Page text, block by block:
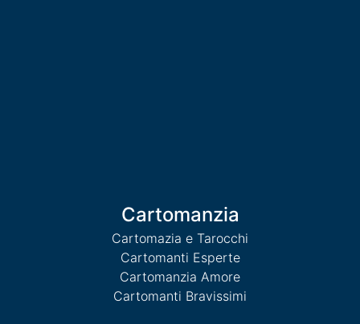
Cartomanzia
Cartomazia e Tarocchi
Cartomanti Esperte
Cartomanzia Amore
Cartomanti Bravissimi